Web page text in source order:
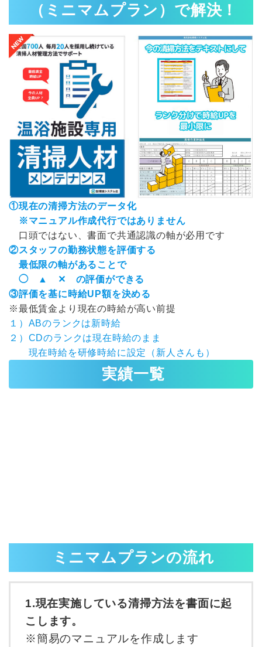
（ミニマムプラン）で解決！
①現在の清掃方法のデータ化
※マニュアル作成代行ではありません
口頭ではない、書面で共通認識の軸が必用です
②スタッフの勤務状態を評価する
最低限の軸があることで
◯ ▲ ✕ の評価ができる
③評価を基に時給UP額を決める
※最低賃金より現在の時給が高い前提
１）ABのランクは新時給
２）CDのランクは現在時給のまま
現在時給を研修時給に設定（新人さんも）
実績一覧
ミニマムプランの流れ
1.現在実施している清掃方法を書面に起
こします。
※簡易のマニュアルを作成します